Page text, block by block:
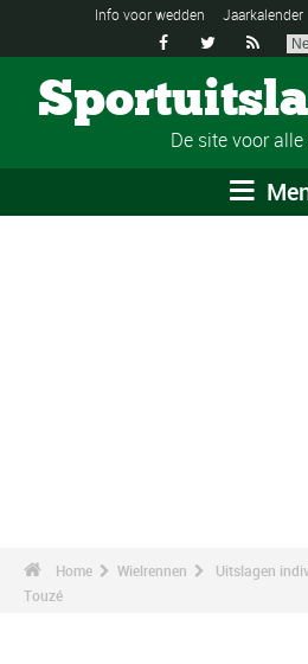
Info voor wedden Jaarkalender
  
De site voor
Home Wielrennen Uitslagen
Touzé